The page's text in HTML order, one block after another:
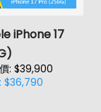
iPhone 17
: $39,900
$36,790